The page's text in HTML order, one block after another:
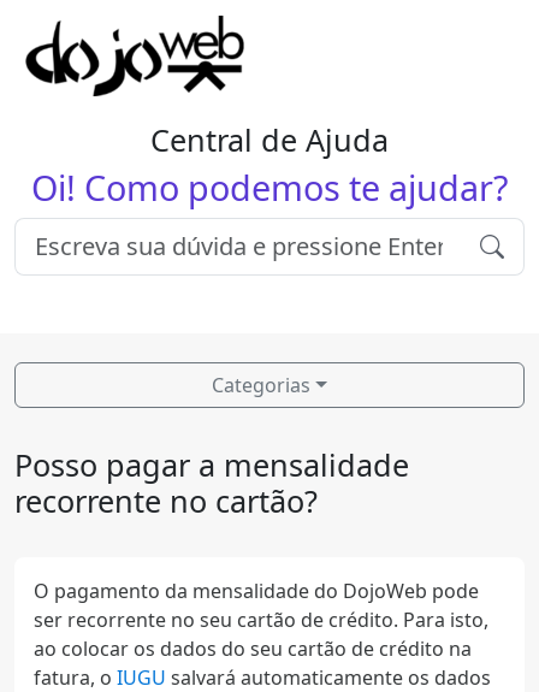
Central de Ajuda
Oi! Como podemos te ajudar?
Categorias
Posso pagar a mensalidade
recorrente no cartão?
O pagamento da mensalidade do DojoWeb pode
ser recorrente no seu cartão de crédito. Para isto,
ao colocar os dados do seu cartão de crédito na
fatura, o IUGU salvará automaticamente os dados